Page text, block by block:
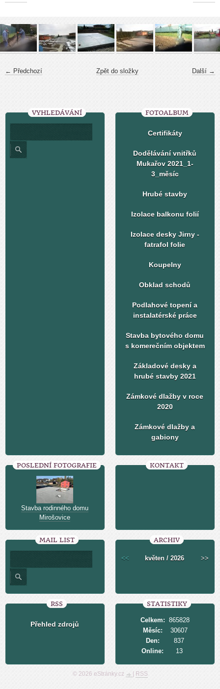
← Předchozí Další →
Zpět do složky
VYHLEDÁVÁNÍ FOTOALBUM
Certifikáty
Dodělávání vnitřků
Mukařov 2021_1-
3_měsíc
Hrubé stavby
Izolace balkonu folií
Izolace desky Jirny -
fatrafol folie
Koupelny
Obklad schodů
Podlahové topení a
instalatérské práce
Stavba bytového domu
s komerečním objektem
Základové desky a
hrubé stavby 2021
Zámkové dlažby v roce
2020
Zámkové dlažby a
gabiony
POSLEDNÍ FOTOGRAFIE
Stavba rodinného domu
Mirošovice
KONTAKT
MAIL LIST ARCHIV
<< květen / 2026 >>
RSS
Přehled zdrojů
STATISTIKY
Online: 13
Celkem: 865828
Měsíc:
30607
Den:
837
© 2026 eStránky.cz RSS